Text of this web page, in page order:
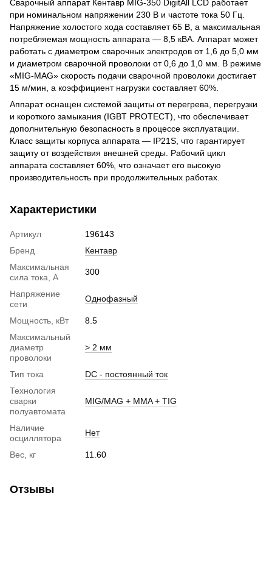
Сварочный аппарат Кентавр MIG-350 DigitAll LCD работает
при номинальном напряжении 230 В и частоте тока 50 Гц.
Напряжение холостого хода составляет 65 В, а максимальная
потребляемая мощность аппарата — 8,5 кВА. Аппарат может
работать с диаметром сварочных электродов от 1,6 до 5,0 мм
и диаметром сварочной проволоки от 0,6 до 1,0 мм. В режиме
«MIG-MAG» скорость подачи сварочной проволоки достигает
15 м/мин, а коэффициент нагрузки составляет 60%.
Аппарат оснащен системой защиты от перегрева, перегрузки
и короткого замыкания (IGBT PROTECT), что обеспечивает
дополнительную безопасность в процессе эксплуатации.
Класс защиты корпуса аппарата — IP21S, что гарантирует
защиту от воздействия внешней среды. Рабочий цикл
аппарата составляет 60%, что означает его высокую
производительность при продолжительных работах.
Характеристики
Артикул
196143
Бренд
Кентавр
Максимальная
сила тока, А
300
Напряжение
сети
Однофазный
Мощность, кВт
8.5
Максимальный
диаметр
проволоки
> 2 мм
Тип тока
DC - постоянный ток
Технология
сварки
полуавтомата
MIG/MAG + MMA + TIG
Наличие
осциллятора
Нет
Вес, кг 11.60
Отзывы